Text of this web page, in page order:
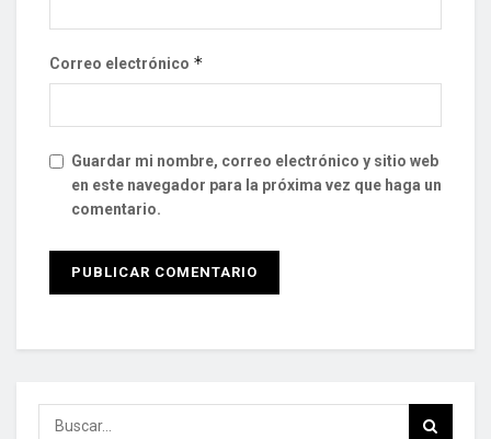
Correo electrónico *
Guardar mi nombre, correo electrónico y sitio web
en este navegador para la próxima vez que haga un
comentario.